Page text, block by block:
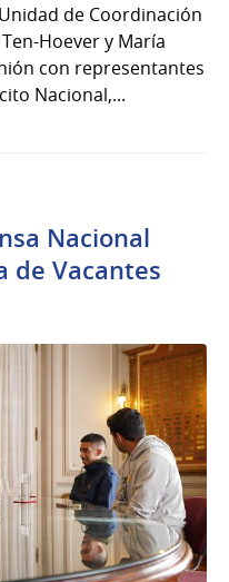
de Coordinación
Hoever y María
con representantes
Nacional,...
Nacional
de Vacantes